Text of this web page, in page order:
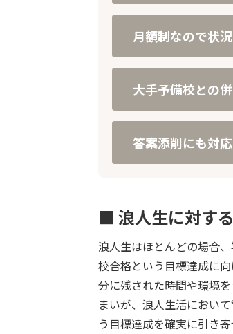
月額制なので状
大手予備校との
答案添削にも対
■ 浪人生に対す
浪人生はほとんどの場合
校合格という目標達成に
分に残された時間や環境
まいが、浪人生活におい
う目標達成を確実に引き